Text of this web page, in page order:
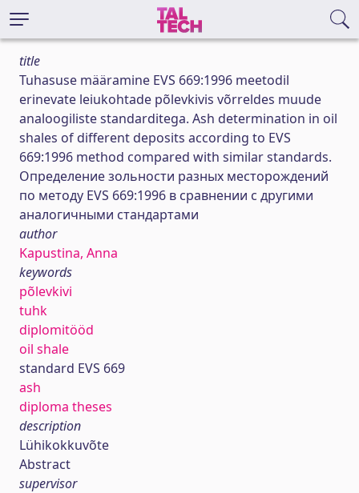
title
Tuhasuse määramine EVS 669:1996 meetodil
erinevate leiukohtade põlevkivis võrreldes muude
analoogiliste standarditega. Ash determination in oil
shales of different deposits according to EVS
669:1996 method compared with similar standards.
Определение зольности разных месторождений
по методу EVS 669:1996 в сравнении с другими
аналогичными стандартами
author
Kapustina, Anna
keywords
põlevkivi
tuhk
diplomitööd
oil shale
standard EVS 669
ash
diploma theses
description
Lühikokkuvõte
Abstract
supervisor